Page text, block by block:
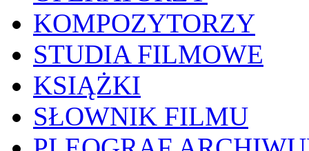
KOMPOZYTORZY
STUDIA FILMOWE
KSIĄŻKI
SŁOWNIK FILMU